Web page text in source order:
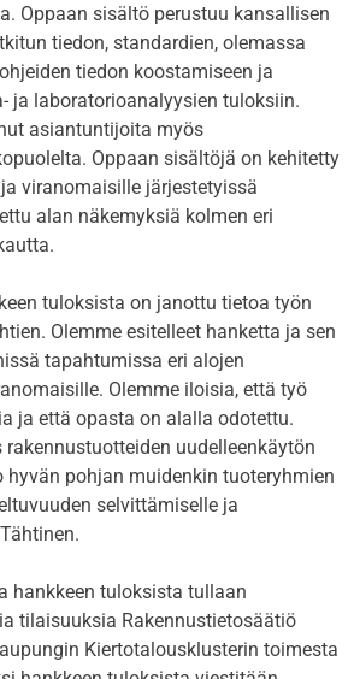
Oppaan sisältö perustuu kansallisen
tiedon, standardien, olemassa
tiedon koostamiseen ja
ja laboratorioanalyysien tuloksiin.
asiantuntijoita myös
Oppaan sisältöjä on kehitetty
viranomaisille järjestetyissä
alan näkemyksiä kolmen eri
tuloksista on janottu tietoa työn
Olemme esitelleet hanketta ja sen
tapahtumissa eri alojen
Olemme iloisia, että työ
ja että opasta on alalla odotettu.
uudelleenkäytön
hyvän pohjan muidenkin tuoteryhmien
selvittämiselle ja
hankkeen tuloksista tullaan
tilaisuuksia Rakennustietosäätiö
Kiertotalousklusterin toimesta